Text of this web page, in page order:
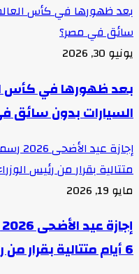
بعد ظهورها في كأس
سائق في مصر؟
يونيو 30, 2026
بعد ظهورها في كأس
السيارات بدون سائق
متتالية بقرار من رئيس
مايو 19, 2026
6 أيام متتالية بقرار من رئيس الوزراء